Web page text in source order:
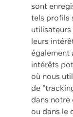
sont
tels profils
leurs
également
intérêts
où nous
de
dans
ou dans le